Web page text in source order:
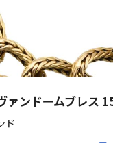
ンドームブレス
ド